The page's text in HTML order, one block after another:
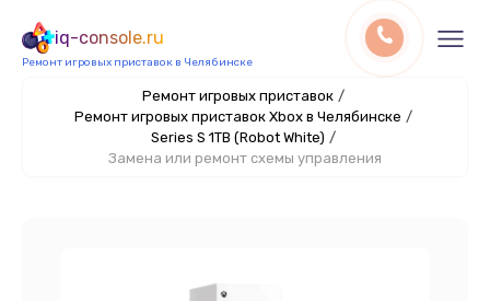
iq-console.ru
Ремонт игровых приставок в Челябинске
Ремонт игровых приставок /
Ремонт игровых приставок Xbox в Челябинске /
Series S 1TB (Robot White) /
Замена или ремонт схемы управления